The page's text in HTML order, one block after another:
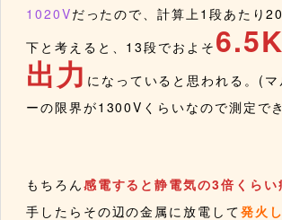
1020Vだったので、計算上1段あたり
下と考えると、13段でおよそ
出力 になっていると思われる。(マ
ーの限界が1300Vくらいなので測定で
もちろん感電すると静電気の3倍くらい
手したらその辺の金属に放電して発火